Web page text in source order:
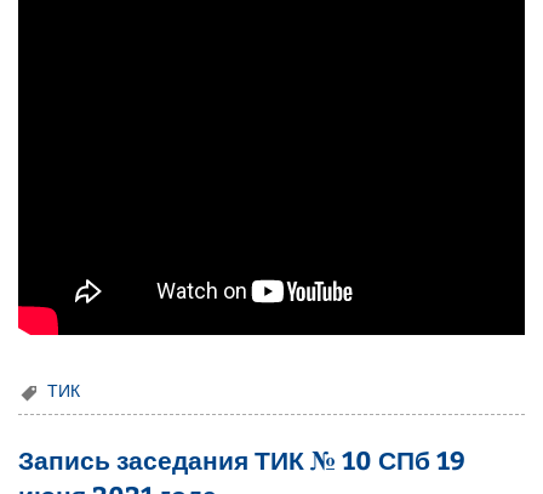
ТИК
Запись заседания ТИК № 10 СПб 19